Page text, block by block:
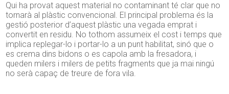
Qui ha provat aquest material no contaminant té clar que no
tornarà al plàstic convencional. El principal problema és la
gestió posterior d’aquest plàstic una vegada emprat i
convertit en residu. No tothom assumeix el cost i temps que
implica replegar-lo i portar-lo a un punt habilitat, sinó que o
es crema dins bidons o es capola amb la fresadora, i
queden milers i milers de petits fragments que ja mai ningú
no serà capaç de treure de fora vila.